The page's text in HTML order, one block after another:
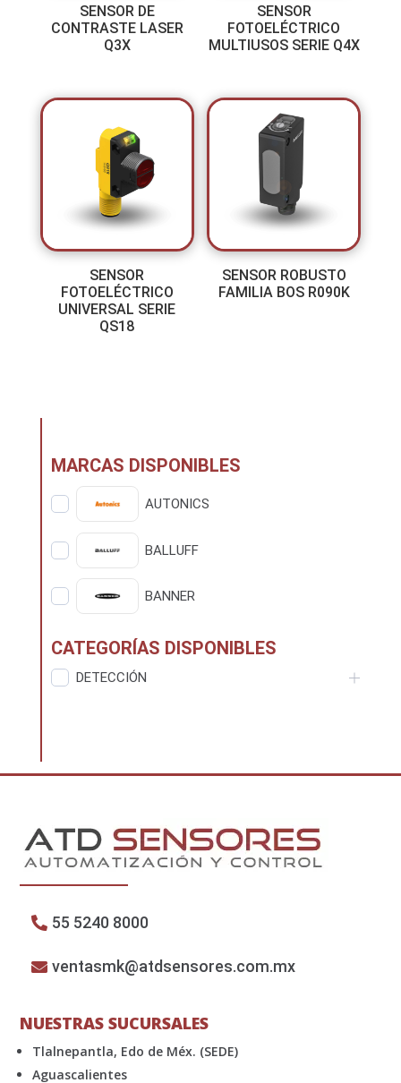
SENSOR DE
CONTRASTE LASER
Q3X
SENSOR
FOTOELÉCTRICO
MULTIUSOS SERIE Q4X
SENSOR
FOTOELÉCTRICO
UNIVERSAL SERIE
QS18
SENSOR ROBUSTO
FAMILIA BOS R090K
MARCAS DISPONIBLES
AUTONICS
BALLUFF
BANNER
CATEGORÍAS DISPONIBLES
DETECCIÓN
55 5240 8000
ventasmk@atdsensores.com.mx
NUESTRAS SUCURSALES
Tlalnepantla, Edo de Méx. (SEDE)
Aguascalientes